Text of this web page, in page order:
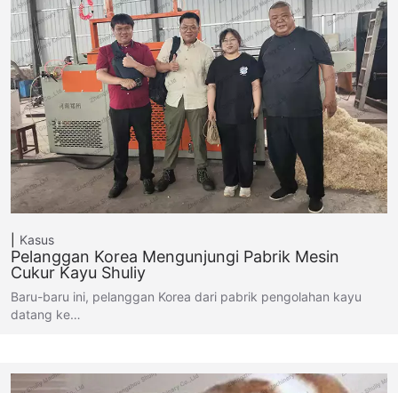
Kasus
Pelanggan Korea Mengunjungi Pabrik Mesin
Cukur Kayu Shuliy
Baru-baru ini, pelanggan Korea dari pabrik pengolahan kayu
datang ke…